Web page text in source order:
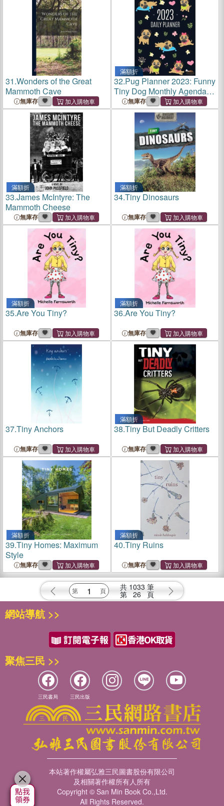
31.Wonders of the Great
Mammoth Cave
無庫存
滿額折
32.Pug Planner 2023: Funny
Tiny Dog Monthly Agenda
January-December
Organizer (12 Months) Cute
Canine Puppy Pet
Scheduler with Flowers & Pr
無庫存
滿額折
33.James McIntyre: The
Mammoth Cheese
無庫存
滿額折
34.Tiny Dinosaurs
無庫存
滿額折
35.Are You Tiny?
無庫存
滿額折
36.Are You Tiny?
無庫存
37.Tiny Anchors
無庫存
滿額折
38.Tiny But Deadly Critters
無庫存
滿額折
39.Tiny Homes: Maximum
Style
無庫存
滿額折
40.Tiny Ruins
無庫存
共 1033 筆
第 26 頁
網站導航 >>
聚焦三民 >>
三民書局 三民出版
本站著作權屬弘雅三民圖書股份有限公司
及相關著作權所有人所有
Copyright © San Min Book Co.,Ltd.
All Rights Reserved.